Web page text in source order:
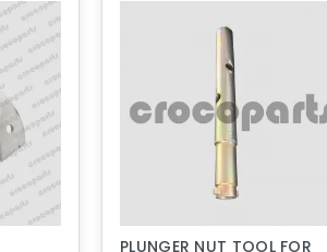
PLUNGER NUT TOOL FOR